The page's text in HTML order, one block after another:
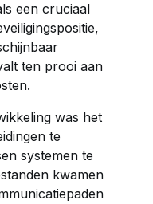
een cruciaal
ten prooi aan
was het
te
systemen te
kwamen